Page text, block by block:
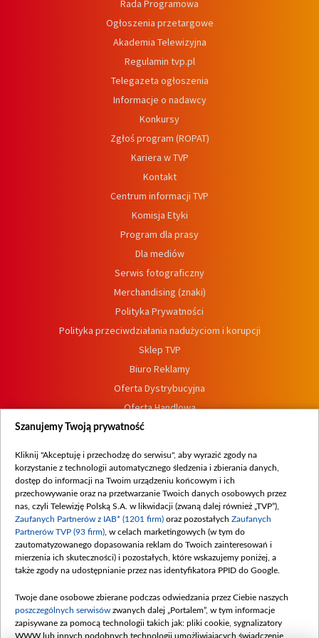
Rada Programowa
Ogłoszenia przetargowe
Akademia Telewizyjna
Regulamin tvp.pl
Telegazeta ogłoszenia
Informacje o nadawcy
Konkursy
Zgłoś program (ROPAT)
Kariera w TVP
Kontakt
Centrum informacji TVP
Komisja Etyki
Program dla prasy
Dla mediów
Serwis fotograficzny
Merchandising (znaki)
Polityka Prywatności
Polityka przeciwdziałania nadużyciom i korupcji
Sklep TVP
Biuro Reklamy
Oferta Dystrybucyjna
Oferta Handlowa
Dostępność
Procedura zgłoszeń wewnętrznych
Szanujemy Twoją prywatność
Kliknij "Akceptuję i przechodzę do serwisu", aby wyrazić zgody na
korzystanie z technologii automatycznego śledzenia i zbierania danych,
dostęp do informacji na Twoim urządzeniu końcowym i ich
przechowywanie oraz na przetwarzanie Twoich danych osobowych przez
nas, czyli Telewizję Polską S.A. w likwidacji (zwaną dalej również „TVP”),
Zaufanych Partnerów z IAB* (1201 firm) oraz pozostałych Zaufanych
Partnerów TVP (93 firm) , w celach marketingowych (w tym do
zautomatyzowanego dopasowania reklam do Twoich zainteresowań i
mierzenia ich skuteczności) i pozostałych, które wskazujemy poniżej, a
także zgody na udostępnianie przez nas identyfikatora PPID do Google.
Twoje dane osobowe zbierane podczas odwiedzania przez Ciebie naszych
poszczególnych serwisów zwanych dalej „Portalem”, w tym informacje
zapisywane za pomocą technologii takich jak: pliki cookie, sygnalizatory
WWW lub innych podobnych technologii umożliwiających świadczenie